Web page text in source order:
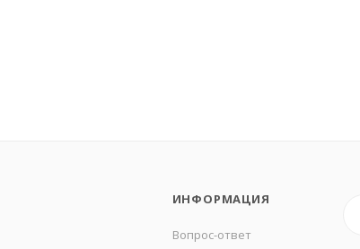
ИНФОРМАЦИЯ
Вопрос-ответ